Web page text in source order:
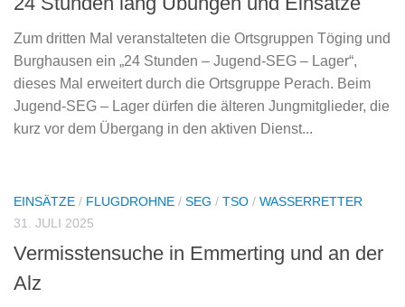
Zum dritten Mal veranstalteten die Ortsgruppen Töging und
Burghausen ein „24 Stunden – Jugend-SEG – Lager“,
dieses Mal erweitert durch die Ortsgruppe Perach. Beim
Jugend-SEG – Lager dürfen die älteren Jungmitglieder, die
kurz vor dem Übergang in den aktiven Dienst...
EINSÄTZE / FLUGDROHNE / SEG / TSO / WASSERRETTER
31. JULI 2025
Vermisstensuche in Emmerting und an der
Alz